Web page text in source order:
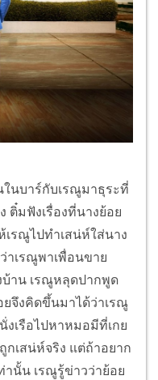
นบาร์กับเรณูมาธุระที่
ติ๋มฟังเรื่องที่นางย้อย
เรณูไปทำเสน่ห์ใส่นาง
าเรณูพาเพื่อนขาย
าน เรณูหลุดปากพูด
จึงคิดขึ้นมาได้ว่าเรณู
งเรือไปหาหมอมีที่เกย
เสน่ห์จริง แต่ถ้าอยาก
านั้น เรณูรู้ข่าวว่าย้อย